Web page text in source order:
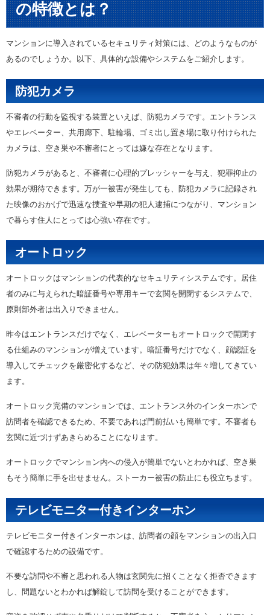
の特徴とは？
マンションに導入されているセキュリティ対策には、どのようなものが
あるのでしょうか。以下、具体的な設備やシステムをご紹介します。
防犯カメラ
不審者の行動を監視する装置といえば、防犯カメラです。エントランス
やエレベーター、共用廊下、駐輪場、ゴミ出し置き場に取り付けられた
カメラは、空き巣や不審者にとっては嫌な存在となります。
防犯カメラがあると、不審者に心理的プレッシャーを与え、犯罪抑止の
効果が期待できます。万が一被害が発生しても、防犯カメラに記録され
た映像のおかげで迅速な捜査や早期の犯人逮捕につながり、マンション
で暮らす住人にとっては心強い存在です。
オートロック
オートロックはマンションの代表的なセキュリティシステムです。居住
者のみに与えられた暗証番号や専用キーで玄関を開閉するシステムで、
原則部外者は出入りできません。
昨今はエントランスだけでなく、エレベーターもオートロックで開閉す
る仕組みのマンションが増えています。暗証番号だけでなく、顔認証を
導入してチェックを厳密化するなど、その防犯効果は年々増してきてい
ます。
オートロック完備のマンションでは、エントランス外のインターホンで
訪問者を確認できるため、不要であれば門前払いも簡単です。不審者も
玄関に近づけずあきらめることになります。
オートロックでマンション内への侵入が簡単でないとわかれば、空き巣
もそう簡単に手を出せません。ストーカー被害の防止にも役立ちます。
テレビモニター付きインターホン
テレビモニター付きインターホンは、訪問者の顔をマンションの出入口
で確認するための設備です。
不要な訪問や不審と思われる人物は玄関先に招くことなく拒否できます
し、問題ないとわかれば解錠して訪問を受けることができます。